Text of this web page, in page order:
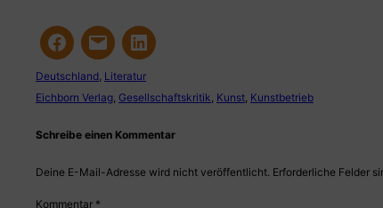
Deutschland Literatur
Eichborn Verlag Gesellschaftskritik Kunst Kunstbetrieb
Schreibe einen Kommentar
Deine E-Mail-Adresse wird nicht veröffentlicht. Erforderliche Felder
Kommentar *